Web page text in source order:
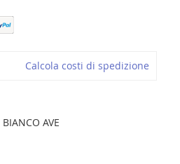
Calcola costi di spedizione
AVE